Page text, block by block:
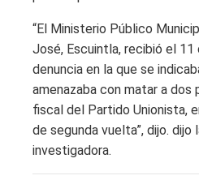
“El Ministerio Público
José, Escuintla, recibió el
denuncia en la que se
amenazaba con matar a dos
fiscal del Partido Unionista,
de segunda vuelta”, dijo. dijo
investigadora.